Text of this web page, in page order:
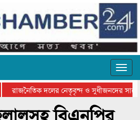
রাজনৈতিক দলের নেতৃবৃন্দ ও সুধীজনদের সাথে
সিলেটে বাংলাদেশ গ্রুপ থিয়েটার
বিএনপির